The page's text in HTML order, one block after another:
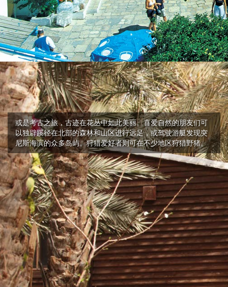
或是考古之旅，古迹在花丛中如此美丽。喜爱自然的朋友们可
以独辟蹊径在北部的森林和山区进行远足，或驾驶游艇发现突
尼斯海滨的众多岛屿。狩猎爱好者则可在不少地区狩猎野猪。